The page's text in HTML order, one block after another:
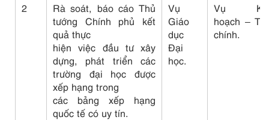
2
Rà soát, báo cáo Thủ
tướng Chính phủ kết
quả thực
hiện việc đầu tư xây
dựng, phát triển các
trường đại học được
xếp hạng trong
các bảng xếp hạng
quốc tế có uy tín.
Vụ
Giáo
dục
Đại
học.
Vụ Kế
hoạch – Tài
chính.